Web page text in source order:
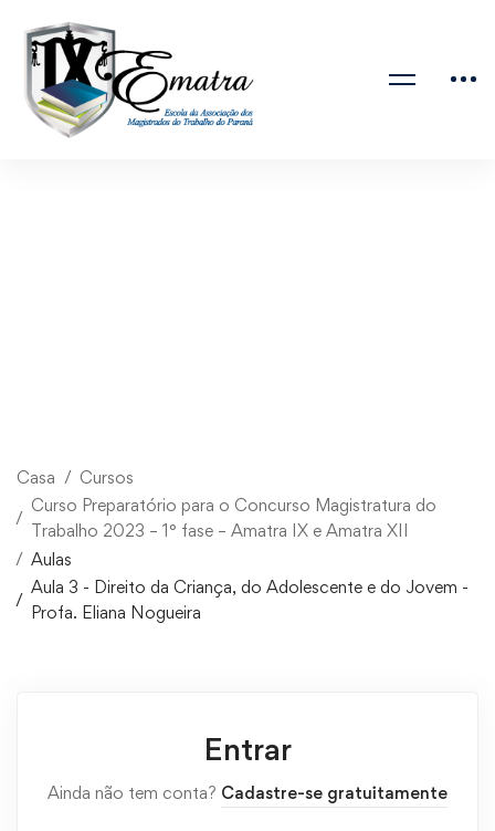
Casa
Cursos
Curso Preparatório para o Concurso Magistratura do
Trabalho 2023 – 1° fase – Amatra IX e Amatra XII
Aulas
Aula 3 - Direito da Criança, do Adolescente e do Jovem -
Profa. Eliana Nogueira
Entrar
Ainda não tem conta? Cadastre-se gratuitamente